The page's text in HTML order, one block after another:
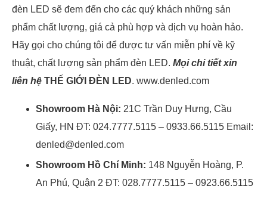
đèn LED sẽ đem đến cho các quý khách những sản
phẩm chất lượng, giá cả phù hợp và dịch vụ hoàn hảo.
Hãy gọi cho chúng tôi để được tư vấn miễn phí về kỹ
thuật, chất lượng sản phẩm đèn LED. Mọi chi tiết xin
liên hệ THẾ GIỚI ĐÈN LED. www.denled.com
Showroom Hà Nội: 21C Trần Duy Hưng, Cầu
Giấy, HN ĐT: 024.7777.5115 – 0933.66.5115 Email:
denled@denled.com
Showroom Hồ Chí Minh: 148 Nguyễn Hoàng, P.
An Phú, Quận 2 ĐT: 028.7777.5115 – 0923.66.5115